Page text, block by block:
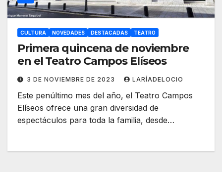
CULTURA NOVEDADES DESTACADAS TEATRO
Primera quincena de noviembre
en el Teatro Campos Elíseos
3 DE NOVIEMBRE DE 2023 LARÍADELOCIO
Este penúltimo mes del año, el Teatro Campos
Elíseos ofrece una gran diversidad de
espectáculos para toda la familia, desde…